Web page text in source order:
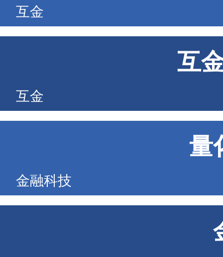
互金
互
互金
量
金融科技